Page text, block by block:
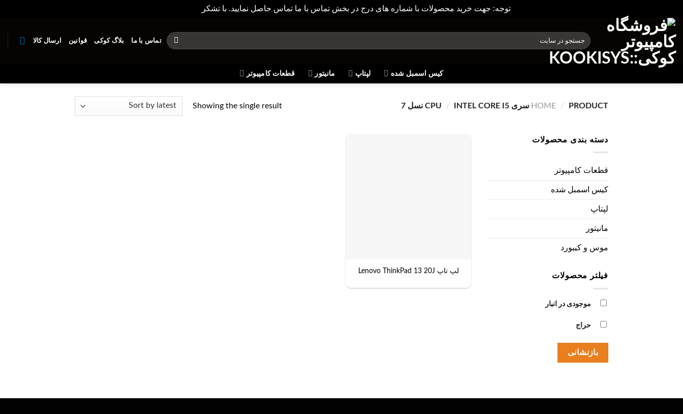
توجه: جهت خرید محصولات با شماره های درج در بخش تماس با ما تماس حاصل نمایید. با تشکر
محتوا
بروید
Search
for:
تماس با ما بلاگ کوکی قوانین ارسال کالا
کیس اسمبل شده لپتاپ مانیتور قطعات کامپیوتر
HOME / PRODUCT سری CPU / INTEL CORE I5 نسل 7 Showing the single result
دسته بندی محصولات
قطعات کامپیوتر
کیس اسمبل شده
لپتاپ
مانیتور
موس و کیبورد
فیلتر محصولات
موجودی در انبار
حراج
بازنشانی
لپ تاپ Lenovo ThinkPad 13 20J